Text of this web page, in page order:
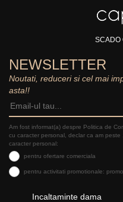
SCADO
NEWSLETTER
Noutati, reduceri si cel mai
asta!!
Am fost informat(a) despre Politica de
cu caracter personal, declar ca am
caracter personal:
pentru ofertare comerciala
pentru activitati promotionale:
Incaltaminte dama